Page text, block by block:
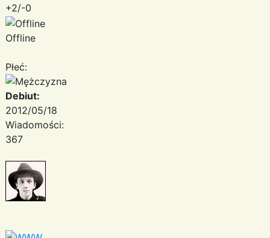
+2/-0
Offline
Płeć:
Debiut:
2012/05/18
Wiadomości:
367